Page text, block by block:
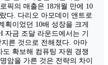
픽의 매출은 18개월 만에 10
다. 다리오 아모데이 앤트로
획이었던 10배 성장을 크게
자금 조달 라운드에서는 기
른 것으로 전해졌다. 아마
확보해 컴퓨팅 자원 경쟁
암을 가른 것은 전략의 차이